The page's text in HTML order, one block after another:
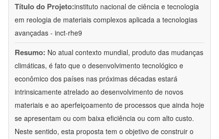
Título do Projeto:instituto nacional de ciência e tecnologia
em reologia de materiais complexos aplicada a tecnologias
avançadas - inct-rhe9
Resumo: No atual contexto mundial, produto das mudanças
climáticas, é fato que o desenvolvimento tecnológico e
econômico dos países nas próximas décadas estará
intrinsicamente atrelado ao desenvolvimento de novos
materiais e ao aperfeiçoamento de processos que ainda hoje
se apresentam ou com baixa eficiência ou com alto custo.
Neste sentido, esta proposta tem o objetivo de construir o